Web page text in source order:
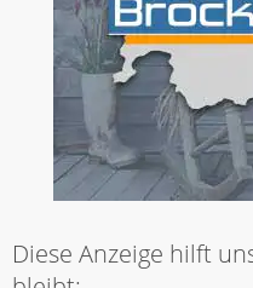
Diese Anzeige hilft